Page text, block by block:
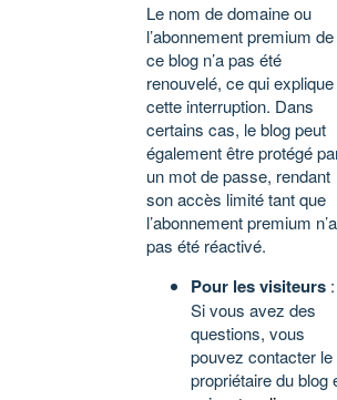
Le nom de domaine ou
l’abonnement premium de
ce blog n’a pas été
renouvelé, ce qui explique
cette interruption. Dans
certains cas, le blog peut
également être protégé
un mot de passe, rendant
son accès limité tant que
l’abonnement premium n’a
pas été réactivé.
Pour les visiteurs :
Si vous avez des
questions, vous
pouvez contacter le
propriétaire du blog